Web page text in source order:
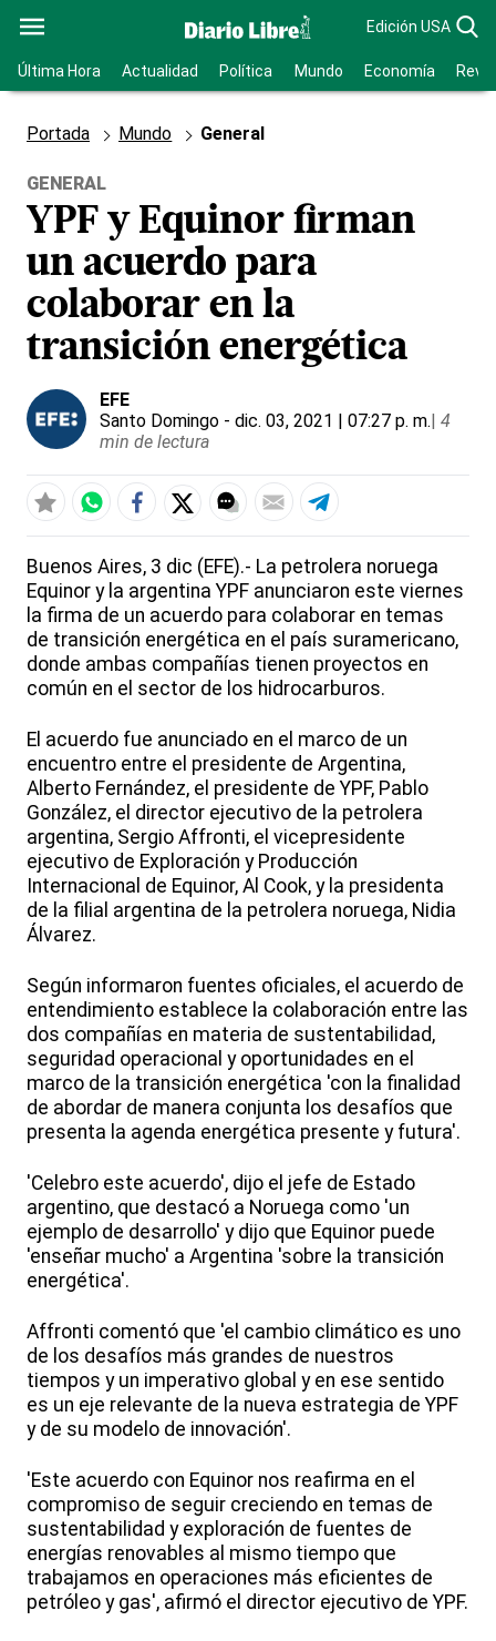
Edición USA
Última Hora Actualidad Política Mundo Economía
Portada Mundo General
GENERAL
YPF y Equinor firman
un acuerdo para
colaborar en la
transición energética
EFE
Santo Domingo - dic. 03, 2021 | 07:27 p. m.| 4
min de lectura
Buenos Aires, 3 dic (EFE).- La petrolera noruega
Equinor y la argentina YPF anunciaron este viernes
la firma de un acuerdo para colaborar en temas
de transición energética en el país suramericano,
donde ambas compañías tienen proyectos en
común en el sector de los hidrocarburos.
El acuerdo fue anunciado en el marco de un
encuentro entre el presidente de Argentina,
Alberto Fernández, el presidente de YPF, Pablo
González, el director ejecutivo de la petrolera
argentina, Sergio Affronti, el vicepresidente
ejecutivo de Exploración y Producción
Internacional de Equinor, Al Cook, y la presidenta
de la filial argentina de la petrolera noruega, Nidia
Álvarez.
Según informaron fuentes oficiales, el acuerdo de
entendimiento establece la colaboración entre las
dos compañías en materia de sustentabilidad,
seguridad operacional y oportunidades en el
marco de la transición energética 'con la finalidad
de abordar de manera conjunta los desafíos que
presenta la agenda energética presente y futura'.
'Celebro este acuerdo', dijo el jefe de Estado
argentino, que destacó a Noruega como 'un
ejemplo de desarrollo' y dijo que Equinor puede
'enseñar mucho' a Argentina 'sobre la transición
energética'.
Affronti comentó que 'el cambio climático es uno
de los desafíos más grandes de nuestros
tiempos y un imperativo global y en ese sentido
es un eje relevante de la nueva estrategia de YPF
y de su modelo de innovación'.
'Este acuerdo con Equinor nos reafirma en el
compromiso de seguir creciendo en temas de
sustentabilidad y exploración de fuentes de
energías renovables al mismo tiempo que
trabajamos en operaciones más eficientes de
petróleo y gas', afirmó el director ejecutivo de YPF.